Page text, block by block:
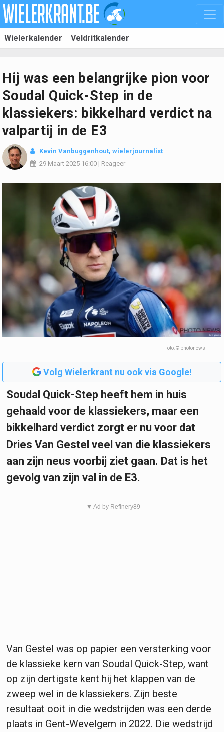
Wielerkalender Veldritkalender
Hij was een belangrijke pion voor
Soudal Quick-Step in de
klassiekers: bikkelhard verdict na
valpartij in de E3
Kevin Vanbuggenhout, wielerjournalist
29 Maart 2025 16:00 | Reageer
Foto: © photonews
Volg Wielerkrant nu ook via Google!
Soudal Quick-Step heeft hem in huis
gehaald voor de klassiekers, maar een
bikkelhard verdict zorgt er nu voor dat
Dries Van Gestel veel van die klassiekers
aan zijn neus voorbij ziet gaan. Dat is het
gevolg van zijn val in de E3.
▼ Ad by Refinery89
Van Gestel was op papier een versterking voor
de klassieke kern van Soudal Quick-Step, want
op zijn dertigste kent hij het klappen van de
zweep wel in de klassiekers. Zijn beste
resultaat ooit in die wedstrijden was een derde
plaats in Gent-Wevelgem in 2022. Die wedstrijd